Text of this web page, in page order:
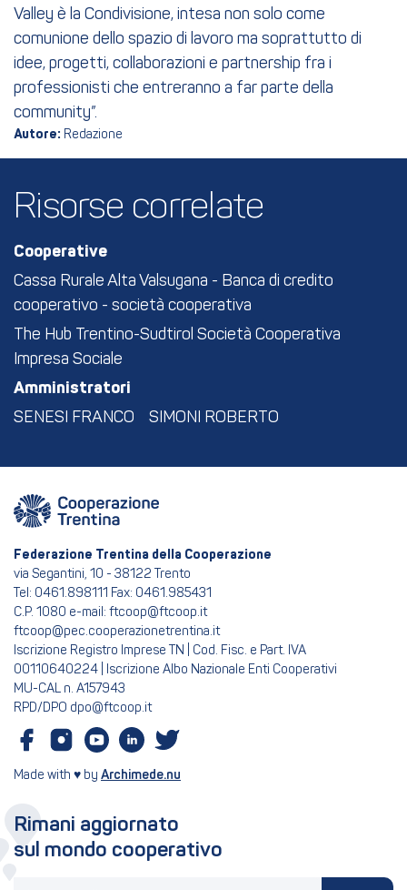
Valley è la Condivisione, intesa non solo come
comunione dello spazio di lavoro ma soprattutto di
idee, progetti, collaborazioni e partnership fra i
professionisti che entreranno a far parte della
community”.
Autore: Redazione
Risorse correlate
Cooperative
Cassa Rurale Alta Valsugana - Banca di credito
cooperativo - società cooperativa
The Hub Trentino-Sudtirol Società Cooperativa
Impresa Sociale
Amministratori
SENESI FRANCO SIMONI ROBERTO
Federazione Trentina della Cooperazione
via Segantini, 10 - 38122 Trento
Tel: 0461.898111 Fax: 0461.985431
C.P. 1080 e-mail: ftcoop@ftcoop.it
ftcoop@pec.cooperazionetrentina.it
Iscrizione Registro Imprese TN | Cod. Fisc. e Part. IVA
00110640224 | Iscrizione Albo Nazionale Enti Cooperativi
MU-CAL n. A157943
RPD/DPO dpo@ftcoop.it
Made with ♥ by Archimede.nu
Rimani aggiornato
sul mondo cooperativo